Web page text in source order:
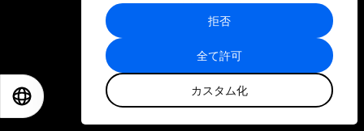
に収集された情報と組み合わされ、各パー
トナーによって使用されることがありま
す。
全て許可
カスタム化
拒否
プライバシーポリシーと利用規約
サイトマップ
©
世界経済フォーラム